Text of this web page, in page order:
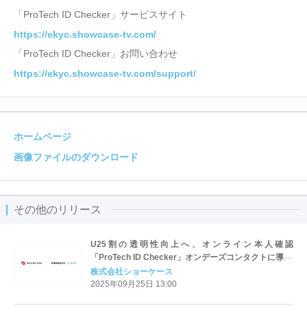
「ProTech ID Checker」サービスサイト
https://ekyc.showcase-tv.com/
「ProTech ID Checker」お問い合わせ
https://ekyc.showcase-tv.com/support/
ホームページ
画像ファイルのダウンロード
その他のリリース
U25割の透明性向上へ、オンライン本人確認
「ProTech ID Checker」オンデーズコンタクトに導入
株式会社ショーケース
2025年09月25日 13:00